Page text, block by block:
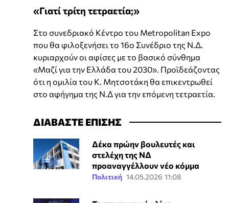
«Γιατί τρίτη τετραετία;»
Στο συνεδριακό Κέντρο του Metropolitan Expo
που θα φιλοξενήσει το 16ο Συνέδριο της Ν.Δ.
κυριαρχούν οι αφίσες με το βασικό σύνθημα
«Μαζί για την Ελλάδα του 2030». Προϊδεάζοντας
ότι η ομιλία του Κ. Μητσοτάκη θα επικεντρωθεί
στο αφήγημα της Ν.Δ για την επόμενη τετραετία.
ΔΙΑΒΑΣΤΕ ΕΠΙΣΗΣ
Δέκα πρώην βουλευτές και
στελέχη της ΝΔ
προαναγγέλλουν νέο κόμμα
Πολιτική 14.05.2026 11:08